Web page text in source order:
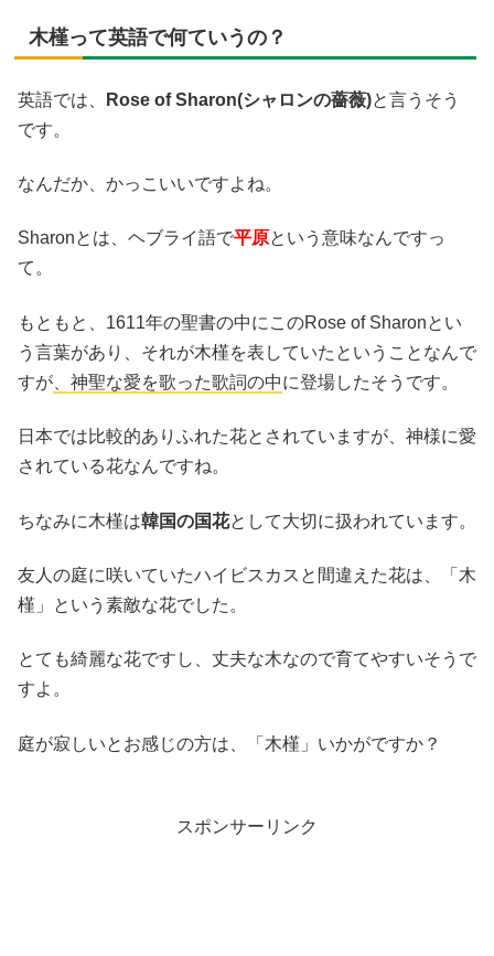
木槿って英語で何ていうの？
英語では、 Rose of Sharon(シャロンの薔薇)と言うそう
です。
なんだか、かっこいいですよね。
Sharonとは、ヘブライ語で平原という意味なんですっ
て。
もともと、1611年の聖書の中にこのRose of Sharonとい
う言葉があり、それが木槿を表していたということなんで
すが 、神聖な愛を歌った歌詞の中に登場したそうです。
日本では比較的ありふれた花とされていますが、神様に愛
されている花なんですね。
ちなみに木槿は韓国の国花として大切に扱われています。
友人の庭に咲いていたハイビスカスと間違えた花は、「木
槿」という素敵な花でした。
とても綺麗な花ですし、丈夫な木なので育てやすいそうで
すよ。
庭が寂しいとお感じの方は、「木槿」いかがですか？
スポンサーリンク